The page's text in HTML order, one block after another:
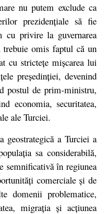
nu putem exclude ca
prezidențiale să fie
cu privire la guvernarea
omis faptul că un
cu strictețe mișcarea lui
președinției, devenind
postul de prim-ministru,
economia, securitatea,
ale Turciei.
geostrategică a Turciei a
sa considerabilă,
semnificativă în regiunea
comerciale și de
domenii problematice,
migrația și acțiunea